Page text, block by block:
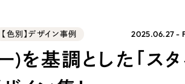
ドサイト制作
援
リー
完全成功
サイト （61件）
オンラインショップ） （43件）
SDGsへの取り
料
料をダウンロード
【色別】デザイン事例 2025.06.27 -
を基調とした「スタ